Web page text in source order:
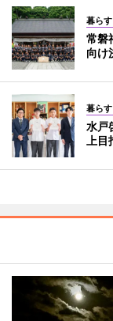
暮ら
常磐
向け
暮ら
水戸
上